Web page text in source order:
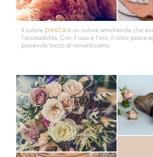
Il colore pesca è un colore amichevole che
l’accessibilità. Con il rosa e l’oro, il color pesca
piacevole tocco di romanticismo.